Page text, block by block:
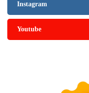
Instagram
Youtube